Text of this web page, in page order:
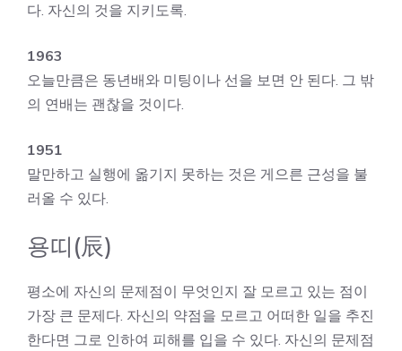
다. 자신의 것을 지키도록.
1963
오늘만큼은 동년배와 미팅이나 선을 보면 안 된다. 그 밖
의 연배는 괜찮을 것이다.
1951
말만하고 실행에 옮기지 못하는 것은 게으른 근성을 불
러올 수 있다.
용띠(辰)
평소에 자신의 문제점이 무엇인지 잘 모르고 있는 점이
가장 큰 문제다. 자신의 약점을 모르고 어떠한 일을 추진
한다면 그로 인하여 피해를 입을 수 있다. 자신의 문제점